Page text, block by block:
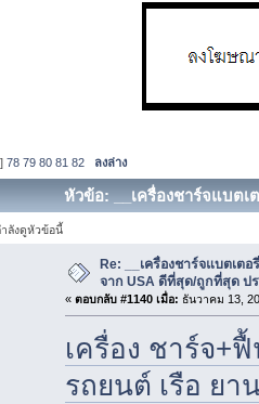
]78 79 80 81 82 ลงล่าง
หัวข้อ: __เครื่องชาร์จแบต
ลังดูหัวข้อนี้
Re: __เครื่องชาร์จแบตเตอ
จาก USA ดีที่สุด/ถูกที่สุด ป
« ตอบกลับ #1140 เมื่อ: ธันวาคม 13,
เครื่อง ชาร์จ+
รถยนต์ เรือ ย